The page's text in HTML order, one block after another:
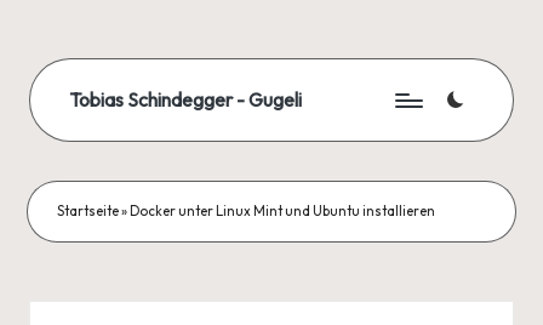
content
Tobias Schindegger - Gugeli
Startseite» Docker unter Linux Mint und Ubuntu installieren